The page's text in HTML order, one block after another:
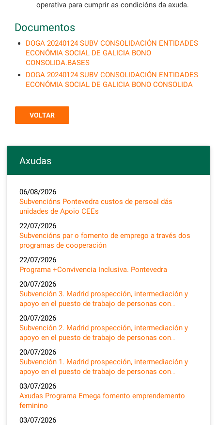
operativa para cumprir as condicións da axuda.
Documentos
DOGA 20240124 SUBV CONSOLIDACIÓN ENTIDADES
ECONÓMIA SOCIAL DE GALICIA BONO
CONSOLIDA.BASES
DOGA 20240124 SUBV CONSOLIDACIÓN ENTIDADES
ECONÓMIA SOCIAL DE GALICIA BONO CONSOLIDA
VOLTAR
Axudas
06/08/2026
Subvencións Pontevedra custos de persoal dás
unidades de Apoio CEEs
22/07/2026
Subvencións par o fomento de emprego a través dos
programas de cooperación
22/07/2026
Programa +Convivencia Inclusiva. Pontevedra
20/07/2026
Subvención 3. Madrid prospección, intermediación y
apoyo en el puesto de trabajo de personas con…
20/07/2026
Subvención 2. Madrid prospección, intermediación y
apoyo en el puesto de trabajo de personas con…
20/07/2026
Subvención 1. Madrid prospección, intermediación y
apoyo en el puesto de trabajo de personas con…
03/07/2026
Axudas Programa Emega fomento emprendemento
feminino
03/07/2026